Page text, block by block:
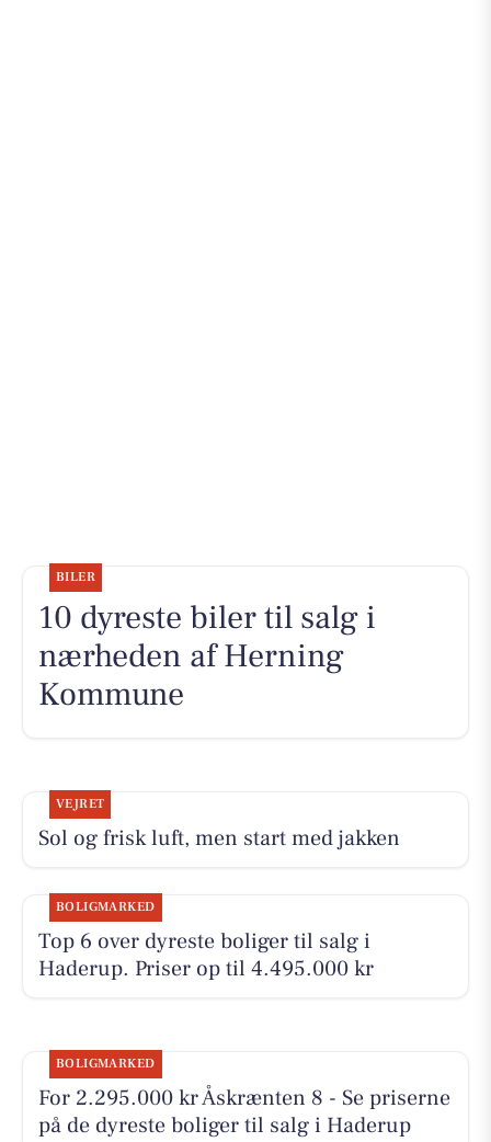
BILER
10 dyreste biler til salg i
nærheden af Herning
Kommune
VEJRET
Sol og frisk luft, men start med jakken
BOLIGMARKED
Top 6 over dyreste boliger til salg i
Haderup. Priser op til 4.495.000 kr
BOLIGMARKED
For 2.295.000 kr Åskrænten 8 - Se priserne
på de dyreste boliger til salg i Haderup